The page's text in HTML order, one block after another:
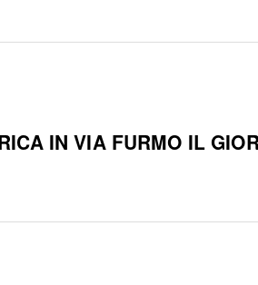
IN VIA FURMO IL